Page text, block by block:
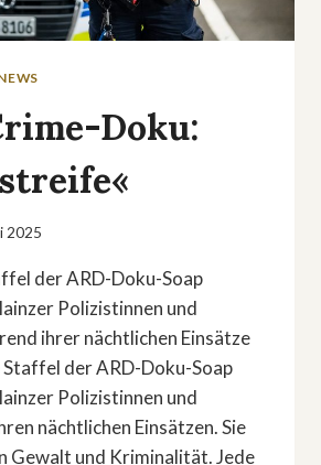
Doku:
2025
der ARD-Doku-Soap
Polizistinnen und
ihrer nächtlichen Einsätze
der ARD-Doku-Soap
Polizistinnen und
nächtlichen Einsätzen. Sie
Gewalt und Kriminalität. Jede